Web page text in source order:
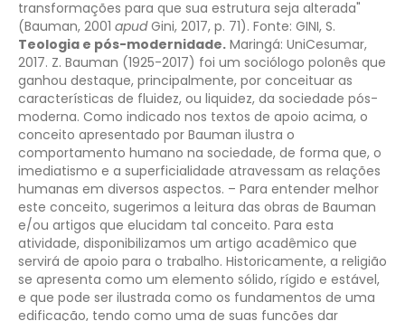
transformações para que sua estrutura seja alterada"
(Bauman, 2001 apudGini, 2017, p. 71). Fonte: GINI, S.
Teologia e pós-modernidade. Maringá: UniCesumar,
2017. Z. Bauman (1925-2017) foi um sociólogo polonês que
ganhou destaque, principalmente, por conceituar as
características de fluidez, ou liquidez, da sociedade pós-
moderna. Como indicado nos textos de apoio acima, o
conceito apresentado por Bauman ilustra o
comportamento humano na sociedade, de forma que, o
imediatismo e a superficialidade atravessam as relações
humanas em diversos aspectos. – Para entender melhor
este conceito, sugerimos a leitura das obras de Bauman
e/ou artigos que elucidam tal conceito. Para esta
atividade, disponibilizamos um artigo acadêmico que
servirá de apoio para o trabalho. Historicamente, a religião
se apresenta como um elemento sólido, rígido e estável,
e que pode ser ilustrada como os fundamentos de uma
edificação, tendo como uma de suas funções dar